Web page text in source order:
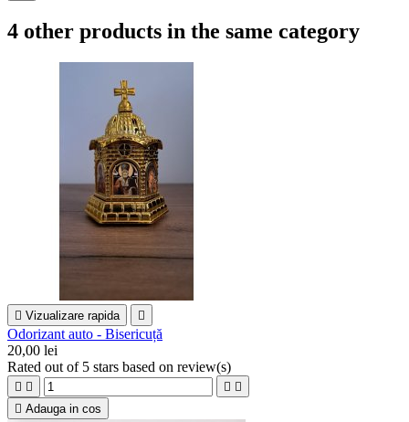
4 other products in the same category
 Vizualizare rapida 
Odorizant auto - Bisericuță
20,00 lei
Rated out of 5 stars based on review(s)
   
 Adauga in cos